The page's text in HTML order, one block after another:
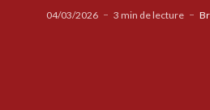
04/03/2026 3 min de lecture